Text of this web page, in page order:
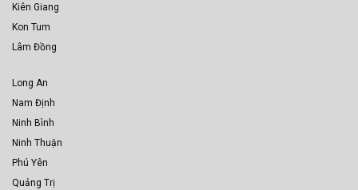
Kiên Giang
Kon Tum
Lâm Đồng
Long An
Nam Định
Ninh Bình
Ninh Thuận
Phú Yên
Quảng Trị